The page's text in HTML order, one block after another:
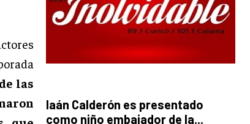
las
Iaán Calderón es presentado
como niño embajador de la...